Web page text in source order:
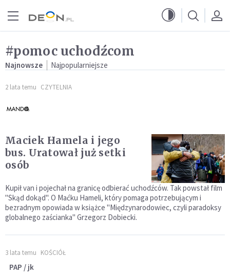
#pomoc uchodźcom
Najnowsze Najpopularniejsze
2 lata temu CZYTELNIA
Maciek Hamela i jego
bus. Uratował już setki
osób
Kupił van i pojechał na granicę odbierać uchodźców. Tak powstał film
"Skąd dokąd". O Maćku Hameli, który pomaga potrzebującym i
bezradnym opowiada w książce "Międzynarodowiec, czyli paradoksy
globalnego zaścianka" Grzegorz Dobiecki.
3 lata temu KOŚCIÓŁ
PAP / jk